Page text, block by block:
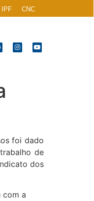
IPF CNC
foi dado
de
dos
com a